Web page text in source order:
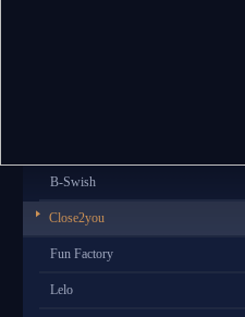
B-Swish
Close2you
Fun Factory
Lelo